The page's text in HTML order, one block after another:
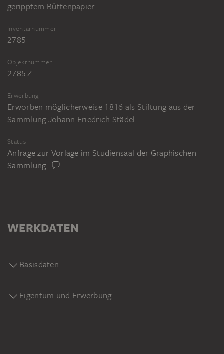
geripptem Büttenpapier
Inventarnummer
2785
Objektnummer
2785 Z
Erwerbung
Erworben möglicherweise 1816 als Stiftung aus der
Sammlung Johann Friedrich Städel
Status
Anfrage zur Vorlage im Studiensaal der Graphischen
Sammlung
WERKDATEN
Basisdaten
Eigentum und Erwerbung